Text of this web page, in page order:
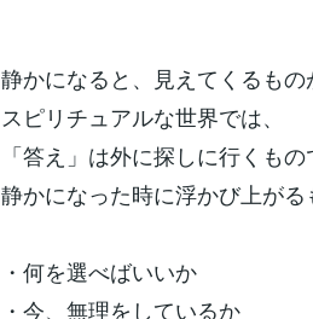
静かになると、見えてくるもの
スピリチュアルな世界では、
「答え」は外に探しに行くもの
静かになった時に浮かび上がる
・何を選べばいいか
・今、無理をしているか